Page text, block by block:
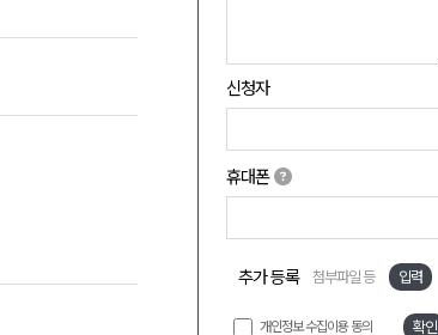
신청자
휴대폰
추가 등록 첨부파일 등 입력
개인정보 수집이용 동의 확인